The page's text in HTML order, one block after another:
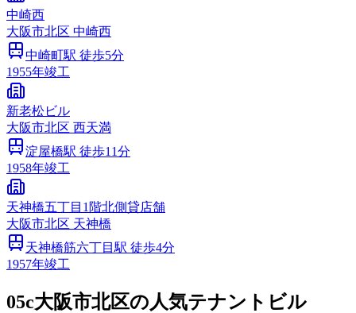
中崎西
大阪市北区 中崎西
中崎町駅 徒歩5分
1955年竣工
新老松ビル
大阪市北区 西天満
淀屋橋駅 徒歩11分
1958年竣工
天神橋五丁目1階北側貸店舗
大阪市北区 天神橋
天神橋筋六丁目 駅 徒歩4分
1957年竣工
05c大阪市北区の人気テナントビル